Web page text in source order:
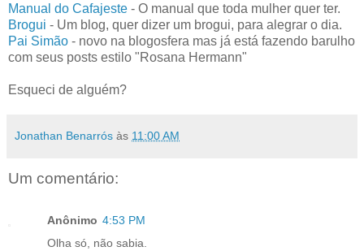
Manual do Cafajeste - O manual que toda mulher quer ter.
Brogui - Um blog, quer dizer um brogui, para alegrar o dia.
Pai Simão - novo na blogosfera mas já está fazendo barulho
com seus posts estilo "Rosana Hermann"
Esqueci de alguém?
Jonathan Benarrós às 11:00 AM
Um comentário:
Anônimo 4:53 PM
Olha só, não sabia.